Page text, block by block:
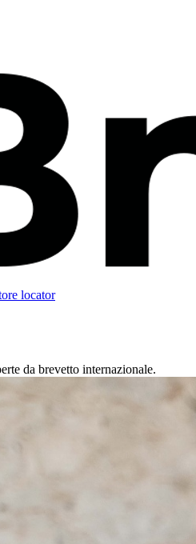
locator
da brevetto internazionale.